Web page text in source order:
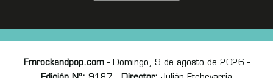
Fmrockandpop.com- Domingo, 9 de agosto de 2026 -